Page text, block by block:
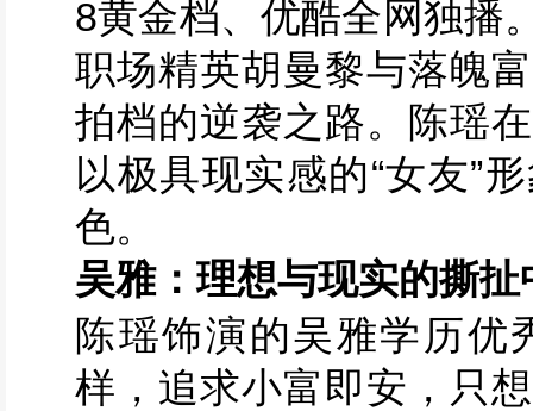
8黄金档、优酷全网独播
职场精英胡曼黎与落魄
拍档的逆袭之路。陈瑶
以极具现实感的“女友”
色。
吴雅：理想与现实的撕扯
陈瑶饰演的吴雅学历优
样，追求小富即安，只